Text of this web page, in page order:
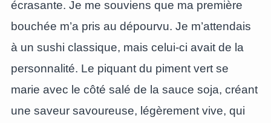
écrasante. Je me souviens que ma première
bouchée m’a pris au dépourvu. Je m’attendais
à un sushi classique, mais celui-ci avait de la
personnalité. Le piquant du piment vert se
marie avec le côté salé de la sauce soja, créant
une saveur savoureuse, légèrement vive, qui